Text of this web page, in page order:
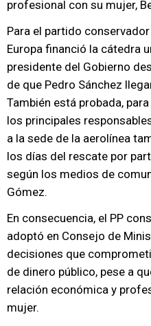
profesional con su mujer,
Para el partido
Europa financió la cátedra
presidente del Gobierno
de que Pedro Sánchez
También está probada,
los principales
a la sede de la aerolínea
los días del rescate por
según los medios de
Gómez.
En consecuencia, el PP
adoptó en Consejo de
decisiones que
de dinero público, pese a
relación económica y
mujer.